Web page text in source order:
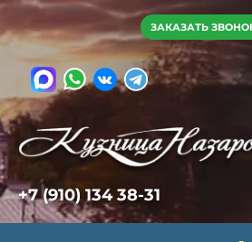
ЗАКАЗАТЬ
+7 (910) 134 38-31